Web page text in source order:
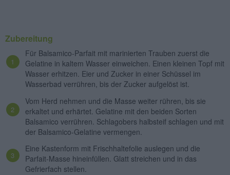
Zubereitung
Für Balsamico-Parfait mit marinierten Trauben zuerst die
Gelatine in kaltem Wasser einweichen. Einen kleinen Topf mit
Wasser erhitzen. Eier und Zucker in einer Schüssel im
Wasserbad verrühren, bis der Zucker aufgelöst ist.
Vom Herd nehmen und die Masse weiter rühren, bis sie
erkaltet und erhärtet. Gelatine mit den beiden Sorten
Balsamico verrühren. Schlagobers halbsteif schlagen und mit
der Balsamico-Gelatine vermengen.
Eine Kastenform mit Frischhaltefolie auslegen und die
Parfait-Masse hineinfüllen. Glatt streichen und in das
Gefrierfach stellen.